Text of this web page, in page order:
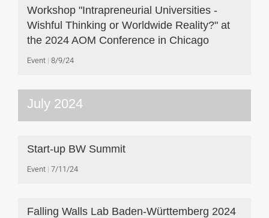
Workshop "Intrapreneurial Universities -
Wishful Thinking or Worldwide Reality?" at
the 2024 AOM Conference in Chicago
Event 8/9/24
July 2024
Start-up BW Summit
Event 7/11/24
Falling Walls Lab Baden-Württemberg 2024